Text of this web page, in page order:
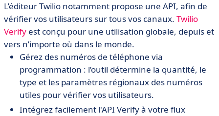
L’éditeur Twilio notamment propose une API, afin de
vérifier vos utilisateurs sur tous vos canaux. Twilio
Verify est conçu pour une utilisation globale, depuis et
vers n’importe où dans le monde.
Gérez des numéros de téléphone via
programmation : l’outil détermine la quantité, le
type et les paramètres régionaux des numéros
utiles pour vérifier vos utilisateurs.
Intégrez facilement l'API Verify à votre flux